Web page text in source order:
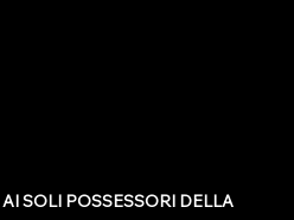
SOLI POSSESSORI DELLA